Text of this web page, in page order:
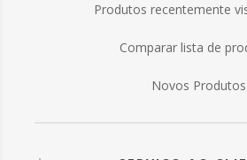
Produtos recentemente
Comparar lista de
Novos Produtos